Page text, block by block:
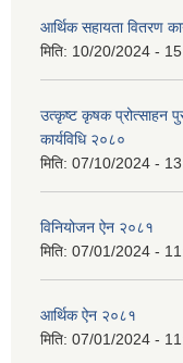
आर्थिक सहायता वितरण
मिति: 10/20/2024 -
उत्कृष्ट कृषक प्रोत्साहन
कार्यविधि २०८०
मिति: 07/10/2024 -
विनियोजन ऐन २०८१
मिति: 07/01/2024 -
आर्थिक ऐन २०८१
मिति: 07/01/2024 -